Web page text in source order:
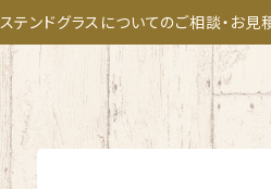
ステンドグラスについてのご相談・お見